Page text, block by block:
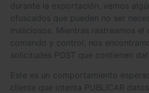
durante la exportación, vemos
ofuscados que pueden no ser
maliciosos. Mientras rastreamos el
comando y control, nos
solicitudes POST que contienen
Este es un comportamiento
cliente que intenta PUBLICAR